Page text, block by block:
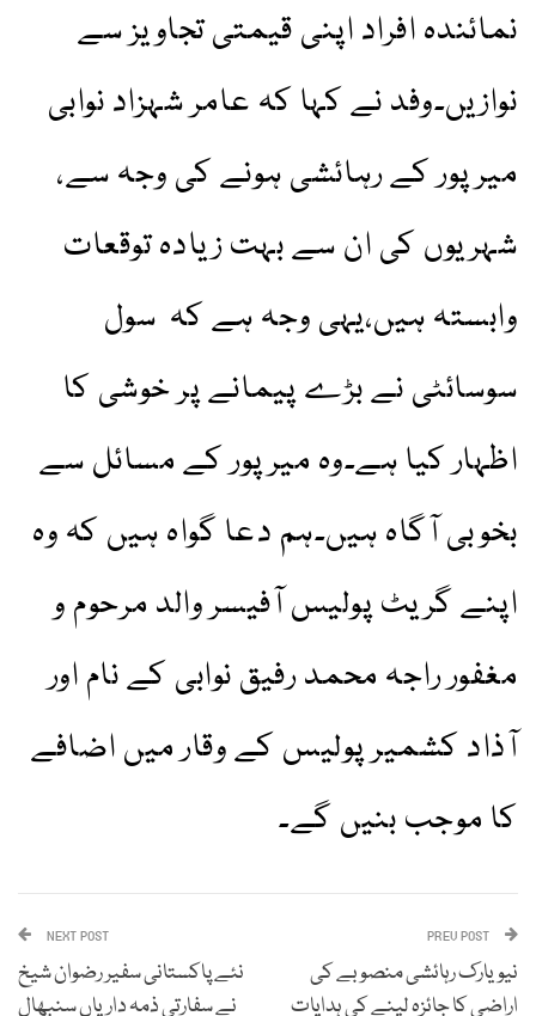
نمائندہ افراد اپنی قیمتی تجاویز سے
نوازیں۔وفد نے کہا کہ عامر شہزاد نوابی
میرپور کے رہائشی ہونے کی وجہ سے،
شہریوں کی ان سے بہت زیادہ توقعات
وابستہ ہیں،یہی وجہ ہے کہ سول
سوسائٹی نے بڑے پیمانے پر خوشی کا
اظہار کیا ہے۔وہ میرپور کے مسائل سے
بخوبی آگاہ ہیں۔ہم دعا گواہ ہیں کہ وہ
اپنے گریٹ پولیس آفیسر والد مرحوم و
مغفور راجہ محمد رفیق نوابی کے نام اور
آذاد کشمیر پولیس کے وقار میں اضافے
کا موجب بنیں گے۔
نیویارک رہائشی منصوبے کی
اراضی کا جائزہ لینے کی ہدایات
NEXT POST
نئے پاکستانی سفیر رضوان شیخ
نے سفارتی ذمہ داریاں سنبھال